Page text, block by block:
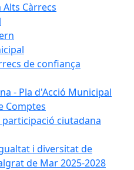
Càrrecs
de confiança
- Pla d'Acció Municipal
Comptes
participació ciutadana
i diversitat de
de Mar 2025-2028